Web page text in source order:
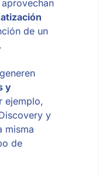
de un
y
ejemplo,
y
misma
de